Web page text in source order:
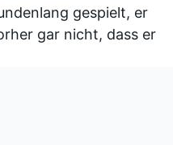
gespielt, er
gar nicht, dass er